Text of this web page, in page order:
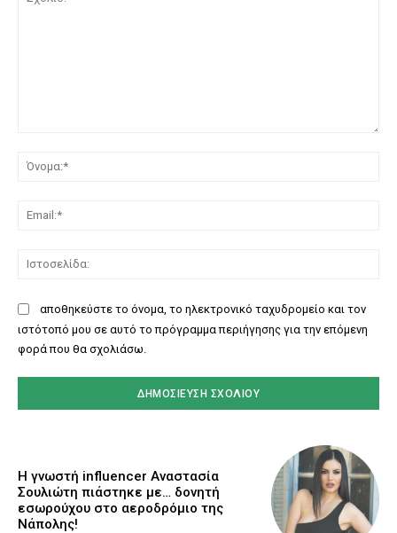
αποθηκεύστε το όνομα, το ηλεκτρονικό ταχυδρομείο και τον
ιστότοπό μου σε αυτό το πρόγραμμα περιήγησης για την επόμενη
φορά που θα σχολιάσω.
Η γνωστή influencer Αναστασία
Σουλιώτη πιάστηκε με… δονητή
εσωρούχου στο αεροδρόμιο της
Νάπολης!